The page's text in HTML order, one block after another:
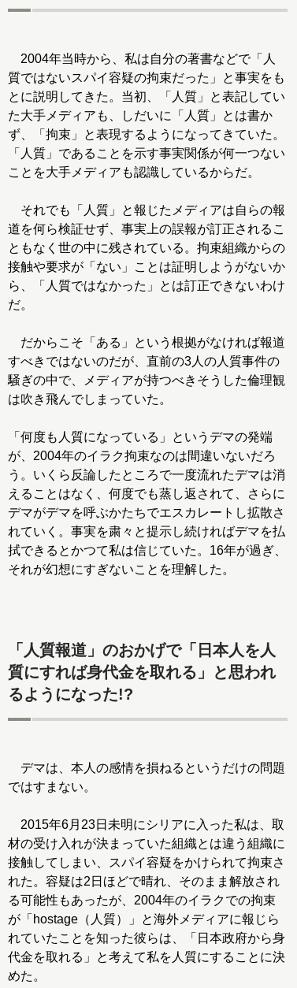
2004年当時から、私は自分の著書などで「人
質ではないスパイ容疑の拘束だった」と事実をも
とに説明してきた。当初、「人質」と表記してい
た大手メディアも、しだいに「人質」とは書か
ず、「拘束」と表現するようになってきていた。
「人質」であることを示す事実関係が何一つない
ことを大手メディアも認識しているからだ。
それでも「人質」と報じたメディアは自らの報
道を何ら検証せず、事実上の誤報が訂正されるこ
ともなく世の中に残されている。拘束組織からの
接触や要求が「ない」ことは証明しようがないか
ら、「人質ではなかった」とは訂正できないわけ
だ。
だからこそ「ある」という根拠がなければ報道
すべきではないのだが、直前の3人の人質事件の
騒ぎの中で、メディアが持つべきそうした倫理観
は吹き飛んでしまっていた。
「何度も人質になっている」というデマの発端
が、2004年のイラク拘束なのは間違いないだろ
う。いくら反論したところで一度流れたデマは消
えることはなく、何度でも蒸し返されて、さらに
デマがデマを呼ぶかたちでエスカレートし拡散さ
れていく。事実を粛々と提示し続ければデマを払
拭できるとかつて私は信じていた。16年が過ぎ、
それが幻想にすぎないことを理解した。
「人質報道」のおかげで「日本人を人
質にすれば身代金を取れる」と思われ
るようになった!?
デマは、本人の感情を損ねるというだけの問題
ではすまない。
2015年6月23日未明にシリアに入った私は、取
材の受け入れが決まっていた組織とは違う組織に
接触してしまい、スパイ容疑をかけられて拘束さ
れた。容疑は2日ほどで晴れ、そのまま解放され
る可能性もあったが、2004年のイラクでの拘束
が「hostage（人質）」と海外メディアに報じら
れていたことを知った彼らは、「日本政府から身
代金を取れる」と考えて私を人質にすることに決
めた。